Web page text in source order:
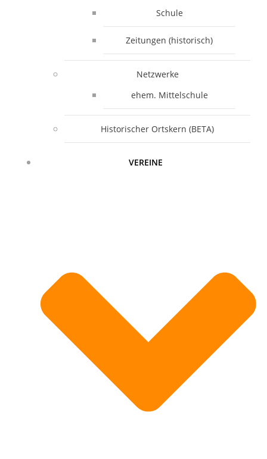
Schule
Zeitungen (historisch)
Netzwerke
ehem. Mittelschule
Historischer Ortskern (BETA)
VEREINE